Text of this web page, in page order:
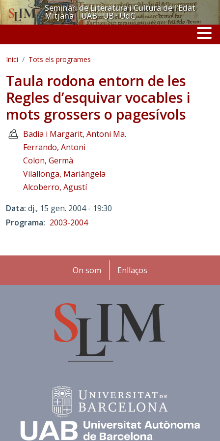
Vés al contingutSeminari de Literatura i Cultura de l'Edat
Mitjana UAB · UB · UdG
Inici Tots els programes
Taula rodona entorn de les
Regles d’esquivar vocables i
mots grossers o pagesívols
Badia i Margarit, Antoni Ma.
Ferrando, Antoni
Colon, Germà
Vilallonga, Mariàngela
Alcoberro, Agustí
Data dj., 15 gen. 2004 - 19:30
Programa
2003-2004
Peu
On som Enllaços